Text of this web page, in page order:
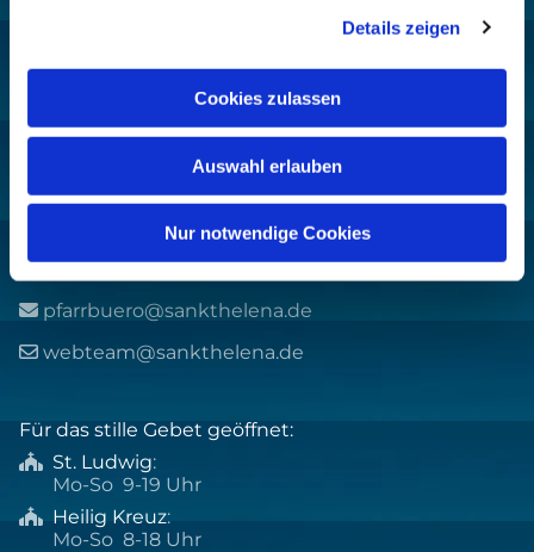
Details zeigen
Cookies zulassen
Auswahl erlauben
Nur notwendige Cookies
Wilmersdorf-Friedenau
Ludwigkirchplatz 10
10719 Berlin
 +49 30 8859 590
 pfarrbuero@sankthelena.de
 webteam@sankthelena.de
Für das stille Gebet geöffnet:
 St. Ludwig:
Mo-So 9-19 Uhr
 Heilig Kreuz:
Mo-So 8-18 Uhr